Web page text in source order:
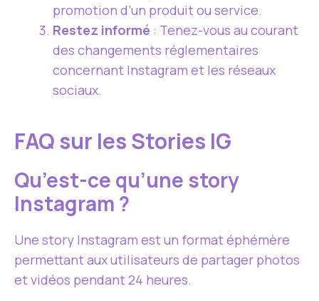
promotion d’un produit ou service.
Restez informé : Tenez-vous au courant
des changements réglementaires
concernant Instagram et les réseaux
sociaux.
FAQ sur les Stories IG
Qu’est-ce qu’une story
Instagram ?
Une story Instagram est un format éphémère
permettant aux utilisateurs de partager photos
et vidéos pendant 24 heures.